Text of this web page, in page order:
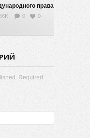
права
0 0
Required